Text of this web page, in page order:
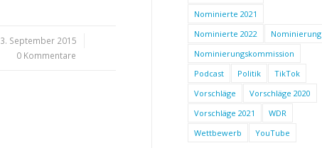
3. September 2015
/
0 Kommentare
Nominierte 2021
Nominierte 2022
Nominierung
Nominierungskommission
Podcast
Politik
TikTok
Vorschläge
Vorschläge 2020
Vorschläge 2021
WDR
Wettbewerb
YouTube